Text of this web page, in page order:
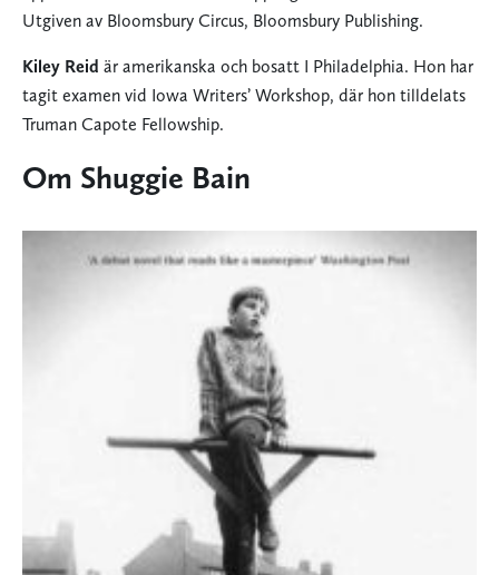
Utgiven av Bloomsbury Circus, Bloomsbury Publishing.
Kiley Reid är amerikanska och bosatt I Philadelphia. Hon har
tagit examen vid Iowa Writers’ Workshop, där hon tilldelats
Truman Capote Fellowship.
Om Shuggie Bain